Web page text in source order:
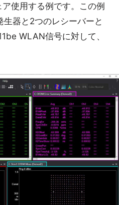
使用する例です。この例
器と2つのレシーバーと
WLAN信号に対して、